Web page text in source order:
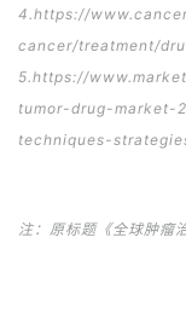
4.https://
cancer/treatment/
5.https://
tumor-drug-
techniques-
注：原标题《全球肿瘤